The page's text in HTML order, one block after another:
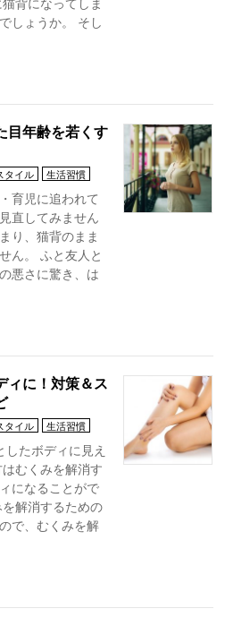
背になってしま
しょうか。 そし
目年齢を若くす
タイル 生活習慣
育児に追われて
直してみません
り、猫背のまま
ん。 ふと友人と
悪さに驚き、は
ィに！対策＆ス
タイル 生活習慣
たボディに見え
むくみを解消す
になることがで
解消するための
で、むくみを解